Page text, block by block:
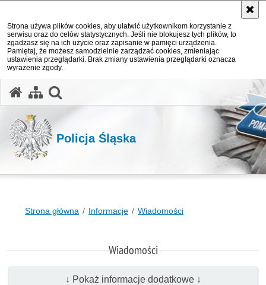
Strona używa plików cookies, aby ułatwić użytkownikom korzystanie z
serwisu oraz do celów statystycznych. Jeśli nie blokujesz tych plików, to
zgadzasz się na ich użycie oraz zapisanie w pamięci urządzenia.
Pamiętaj, że możesz samodzielnie zarządzać cookies, zmieniając
ustawienia przeglądarki. Brak zmiany ustawienia przeglądarki oznacza
wyrażenie zgody.
Policja Śląska
Strona główna Informacje Wiadomości
Wiadomości
↓ Pokaż informacje dodatkowe ↓